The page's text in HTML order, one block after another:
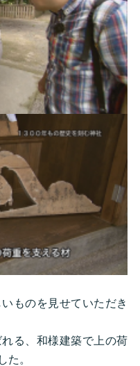
ものを見せていただき
る、和様建築で上の荷
た。